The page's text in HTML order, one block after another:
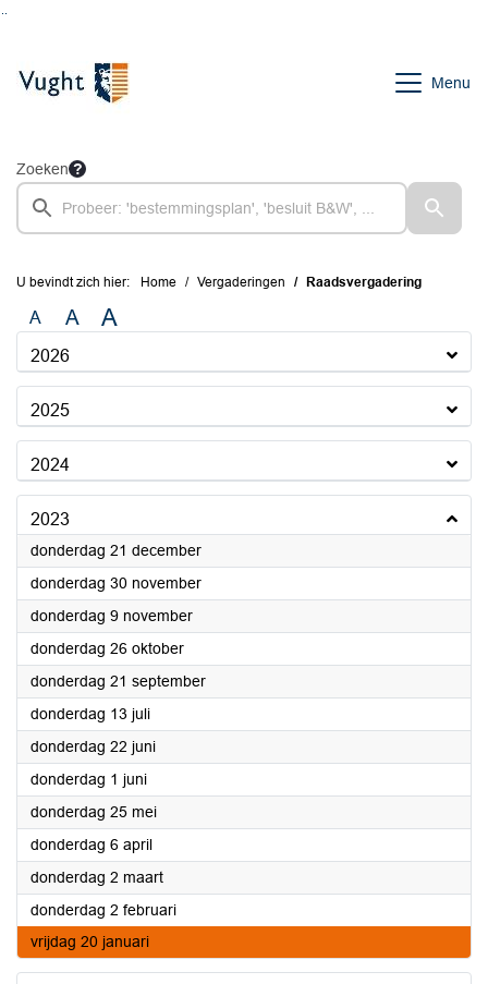
Menu
Zoeken
U bevindt zich hier: Home Vergaderingen Raadsvergadering
A A A
2026
2025
2024
2023
donderdag 21 december2023
donderdag 30 november2023
donderdag 9 november2023
donderdag 26 oktober2023
donderdag 21 september2023
donderdag 13 juli2023
donderdag 22 juni2023
donderdag 1 juni2023
donderdag 25 mei2023
donderdag 6 april2023
donderdag 2 maart2023
donderdag 2 februari2023
vrijdag 20 januari2023